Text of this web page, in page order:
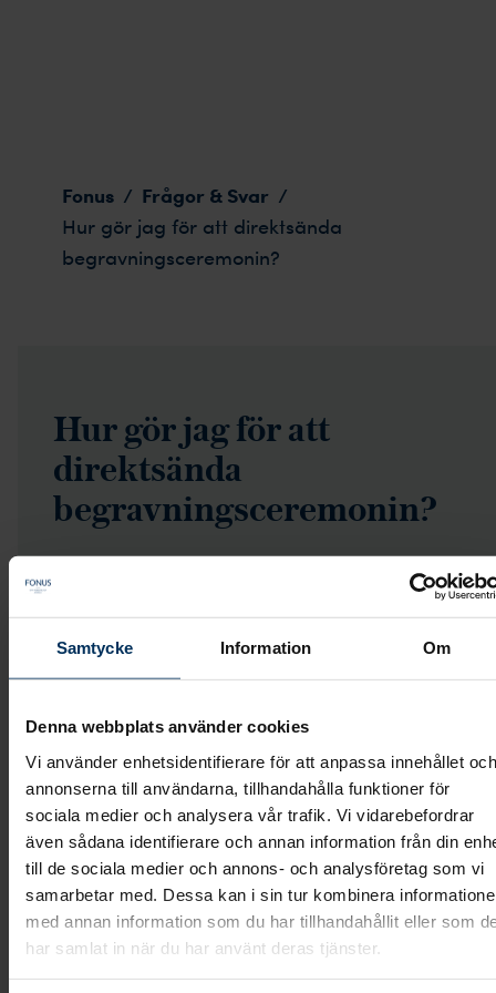
Samtycke Information Om
Denna webbplats använder cookies
Vi använder enhetsidentifierare för att anpassa innehållet och
annonserna till användarna, tillhandahålla funktioner för
sociala medier och analysera vår trafik. Vi vidarebefordrar
även sådana identifierare och annan information från din
till de sociala medier och annons- och analysföretag som vi
samarbetar med. Dessa kan i sin tur kombinera
med annan information som du har tillhandahållit eller som
har samlat in när du har använt deras tjänster.
Fonus / Frågor & Svar /
Hur gör jag för att direktsända
begravningsceremonin?
Hur gör jag för att
direktsända
begravningsceremonin?
Om du önskar
direktsända en
begravningsceremonikan vi hjälpa till att
undersöka om det är möjligt i den
ceremonilokal du har valt. Olika lokaler har
olika förutsättningar och vi kan endast
direktsända ceremonier från de platser där
det är tillåtet och möjligt. Exempelvis tillåter
inte vissa församlingar att man sänder
därifrån och ibland är internetuppkopplingen
begränsad.
När vi direktsänder ceremonin görs det från